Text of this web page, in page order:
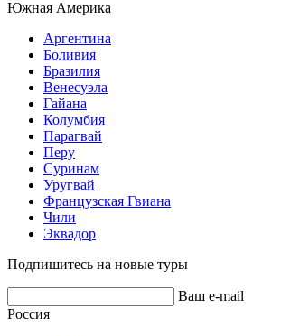
Южная Америка
Аргентина
Боливия
Бразилия
Венесуэла
Гайана
Колумбия
Парагвай
Перу
Суринам
Уругвай
Французская Гвиана
Чили
Эквадор
Подпишитесь на новые туры
Ваш e-mail
Россия